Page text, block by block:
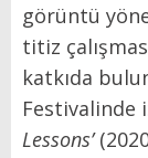
görüntü
titiz
katkıda
Festivalinde
Lessons’